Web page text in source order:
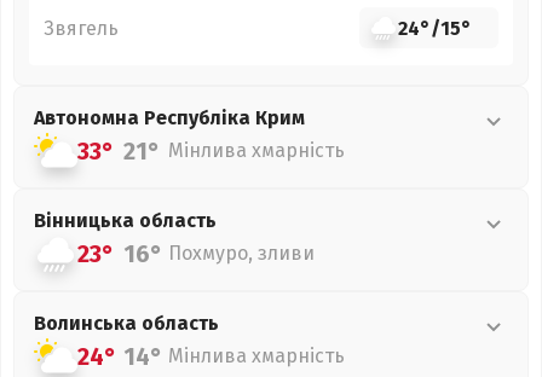
Звягель 24°/15°
Автономна Республіка Крим
33° 21° Мінлива хмарність
Вінницька область
23° 16° Похмуро, зливи
Волинська область
24° 14° Мінлива хмарність